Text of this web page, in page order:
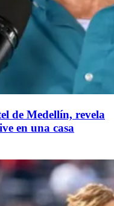
de Medellín, revela
en una casa